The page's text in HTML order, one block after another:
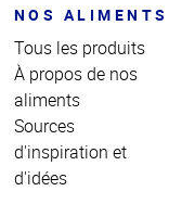
NOS ALIMENTS
Tous les produits
À propos de nos
aliments
Sources
d'inspiration et
d'idées